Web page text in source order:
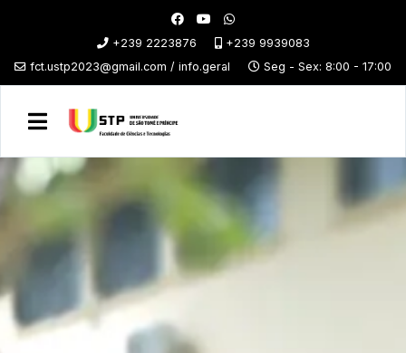
+239 2223876
+239 9939083
fct.ustp2023@gmail.com / info.geral
Seg - Sex: 8:00 - 17:00